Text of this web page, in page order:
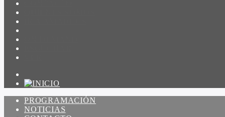
PROGRAMACIÓN
NOTICIAS